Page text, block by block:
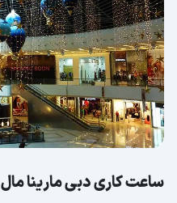
ساعت کاری دبی مارینا مال